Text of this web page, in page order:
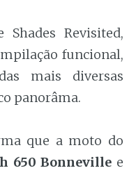
Revisited,
funcional,
mais diversas
panorâma.
que a moto do
650 Bonneville e